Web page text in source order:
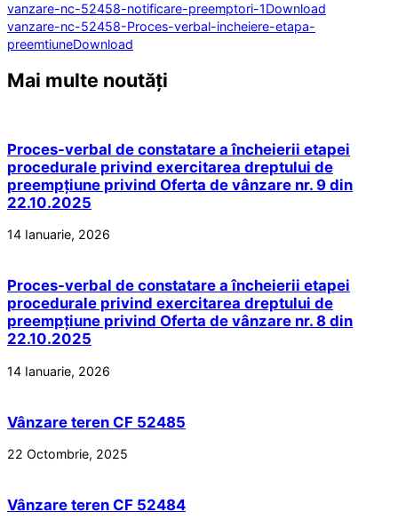
vanzare-nc-52458-notificare-preemptori-1Download
vanzare-nc-52458-Proces-verbal-incheiere-etapa-
preemtiuneDownload
Mai multe noutăți
Proces-verbal de constatare a încheierii etapei
procedurale privind exercitarea dreptului de
preempțiune privind Oferta de vânzare nr. 9 din
22.10.2025
14 Ianuarie, 2026
Proces-verbal de constatare a încheierii etapei
procedurale privind exercitarea dreptului de
preempțiune privind Oferta de vânzare nr. 8 din
22.10.2025
14 Ianuarie, 2026
Vânzare teren CF 52485
22 Octombrie, 2025
Vânzare teren CF 52484